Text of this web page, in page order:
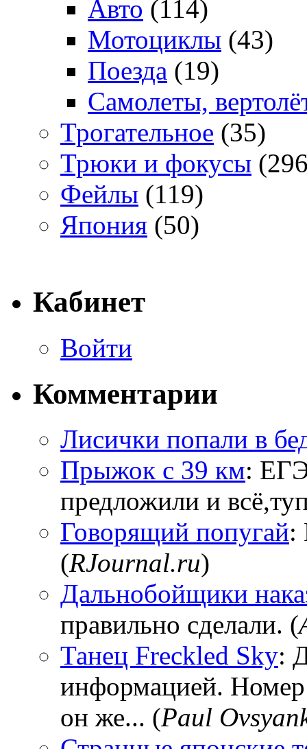
Авто (114)
Мотоциклы (43)
Поезда (19)
Самолеты,
Трогательное (35)
Трюки и фокусы
Фейлы (119)
Япония (50)
Кабинет
Войти
Комментарии
Лисички попали в
Прыжок с 39 км:
предложили и
Говорящий попугай:
(RJournal.ru)
Дальнобойщики
правильно сделали. (
Танец Freckled Sky:
информацией.
он же... (Paul